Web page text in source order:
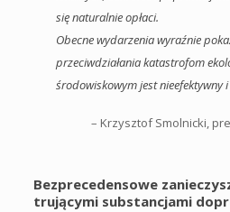
się naturalnie opłaci.
Obecne wydarzenia wyraźnie
przeciwdziałania katastrofom
środowiskowym jest nieefektywny
– Krzysztof Smolnicki,
Bezprecedensowe
trującymi substancjami